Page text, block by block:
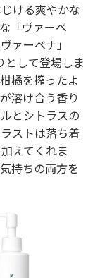
ける爽やかな
「ヴァーベ
ァーベナ」
して登場しま
橘を搾ったよ
溶け合う香り
とシトラスの
ストは落ち着
えてくれま
持ちの両方を